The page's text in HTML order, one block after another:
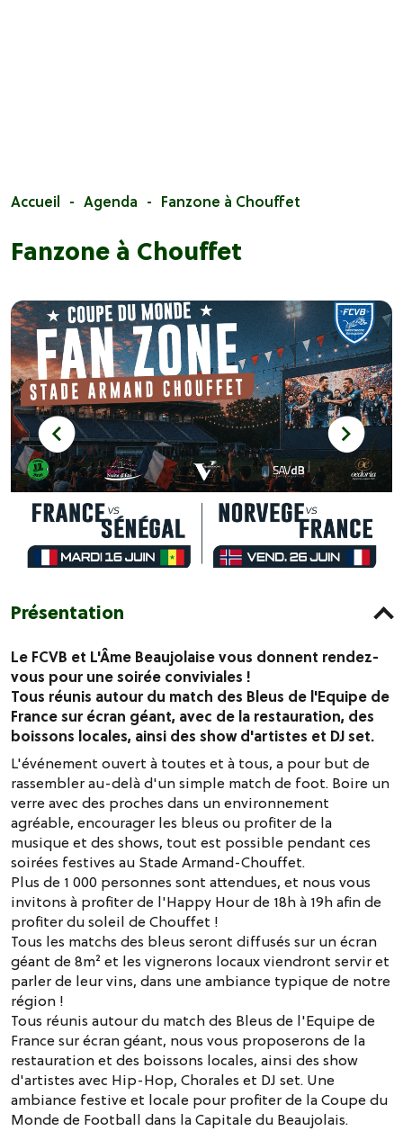
Accueil Agenda Fanzone à Chouffet
Fanzone à Chouffet
Présentation
Le FCVB et L'Âme Beaujolaise vous donnent rendez-
vous pour une soirée conviviales !
Tous réunis autour du match des Bleus de l'Equipe de
France sur écran géant, avec de la restauration, des
boissons locales, ainsi des show d'artistes et DJ set.
L'événement ouvert à toutes et à tous, a pour but de
rassembler au-delà d'un simple match de foot. Boire un
verre avec des proches dans un environnement
agréable, encourager les bleus ou profiter de la
musique et des shows, tout est possible pendant ces
soirées festives au Stade Armand-Chouffet.
Plus de 1 000 personnes sont attendues, et nous vous
invitons à profiter de l'Happy Hour de 18h à 19h afin de
profiter du soleil de Chouffet !
Tous les matchs des bleus seront diffusés sur un écran
géant de 8m² et les vignerons locaux viendront servir et
parler de leur vins, dans une ambiance typique de notre
région !
Tous réunis autour du match des Bleus de l'Equipe de
France sur écran géant, nous vous proposerons de la
restauration et des boissons locales, ainsi des show
d'artistes avec Hip-Hop, Chorales et DJ set. Une
ambiance festive et locale pour profiter de la Coupe du
Monde de Football dans la Capitale du Beaujolais.